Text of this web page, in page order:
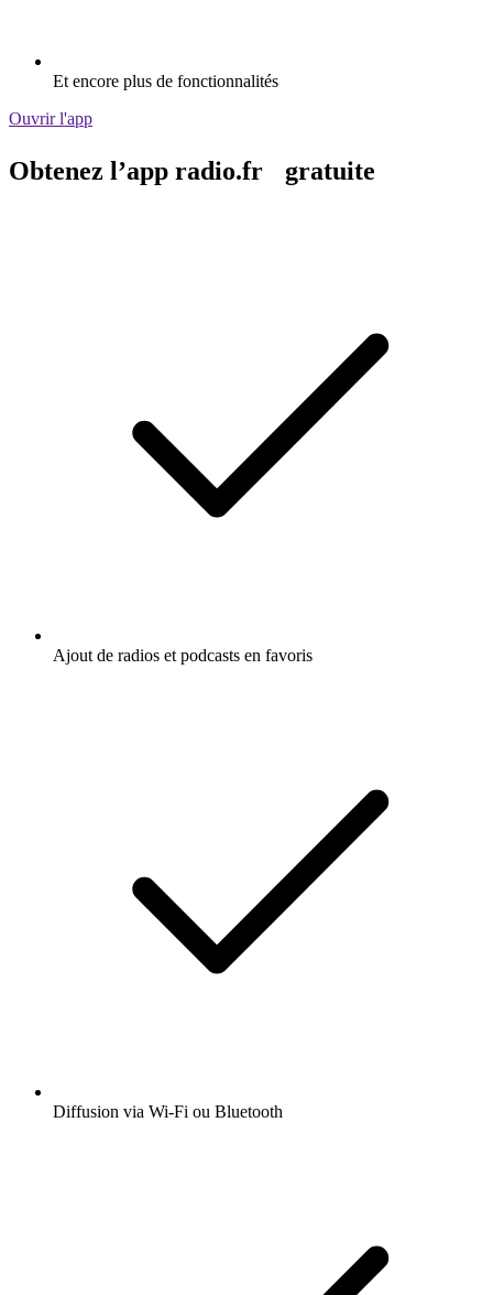
Et encore plus de fonctionnalités
Ouvrir l'app
Obtenez l’app radio.fr gratuite
Ajout de radios et podcasts en favoris
Diffusion via Wi-Fi ou Bluetooth